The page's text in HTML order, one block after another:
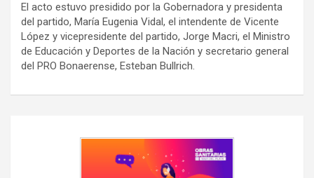
El acto estuvo presidido por la Gobernadora y presidenta
del partido, María Eugenia Vidal, el intendente de Vicente
López y vicepresidente del partido, Jorge Macri, el Ministro
de Educación y Deportes de la Nación y secretario general
del PRO Bonaerense, Esteban Bullrich.